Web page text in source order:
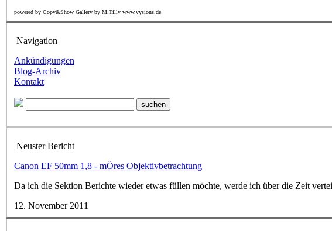
powered by Copy&Show Gallery by M.Tilly www.vysions.de
Navigation
Ankündigungen
Blog-Archiv
Kontakt
Neuster Bericht
Canon EF 50mm 1,8 - mÖres Objektivbetrachtung
Da ich die Sektion Berichte wieder etwas füllen möchte, werde ich über die Zeit
12. November 2011